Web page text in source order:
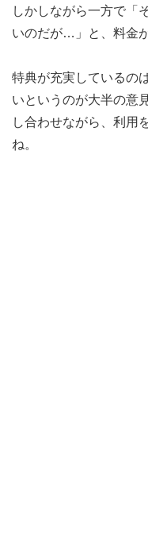
しかしながら一方で「
いのだが…」と、料金
特典が充実しているの
いというのが大半の意
し合わせながら、利用
ね。